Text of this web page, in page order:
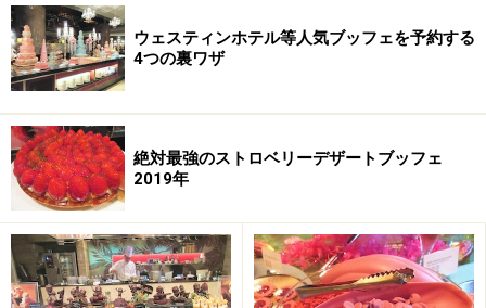
この料理を学んだ村上は、帰国後の1958年（昭
和33年）8月1日に日本初のブフェレストラン
「インペリアルバイキング」をオープン。店名
の沿岸地帯を荒らし回った海賊の波乱万丈の生
涯を描いた大作映画『バイキング』のイメージ
が、食べ放題という新しい食のスタイルと重な
ったことから名づけられました。
以来、日本で『バイキング』といえば、ブフェ
ウェスティンホテル等人気ブッフェを予約する
4つの裏ワザ
絶対最強のストロベリーデザートブッフェ
2019年